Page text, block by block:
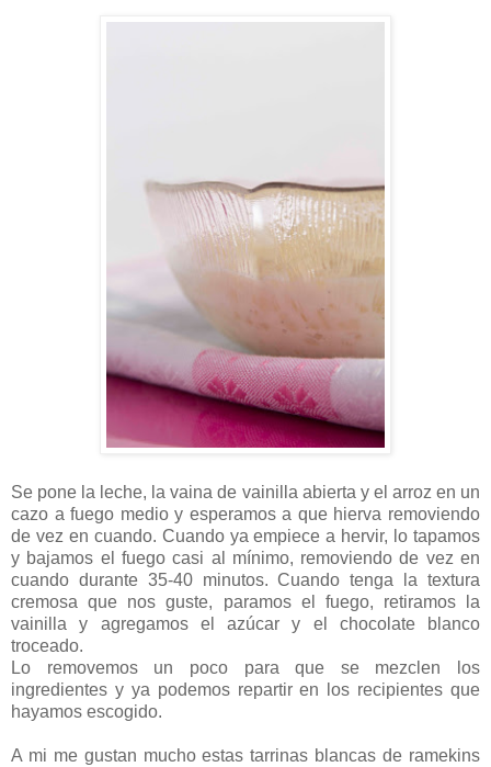
Se pone la leche, la vaina de vainilla abierta y el arroz en un
cazo a fuego medio y esperamos a que hierva removiendo
de vez en cuando. Cuando ya empiece a hervir, lo tapamos
y bajamos el fuego casi al mínimo, removiendo de vez en
cuando durante 35-40 minutos. Cuando tenga la textura
cremosa que nos guste, paramos el fuego, retiramos la
vainilla y agregamos el azúcar y el chocolate blanco
troceado.
Lo removemos un poco para que se mezclen los
ingredientes y ya podemos repartir en los recipientes que
hayamos escogido.
A mi me gustan mucho estas tarrinas blancas de ramekins